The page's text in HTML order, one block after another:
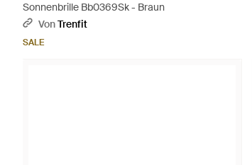
Sonnenbrille Bb0369Sk - Braun
VonTrenfit
SALE